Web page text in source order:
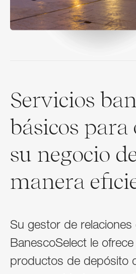
Servicios
básicos para
su negocio
manera
Su gestor de relaciones
BanescoSelect le
productos de depósito